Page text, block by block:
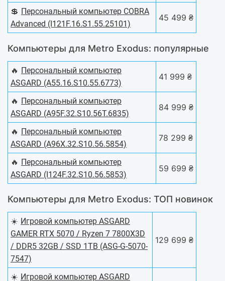
💲 Персональный компьютер COBRA
Advanced (I121F.16.S1.55.25101)
45 499 ₴
Компьютеры для Metro Exodus: популярные
🔥 Персональный компьютер
ASGARD (A55.16.S10.55.6773)
41 999 ₴
🔥 Персональный компьютер
ASGARD (A95F.32.S10.56T.6835)
84 999 ₴
🔥 Персональный компьютер
ASGARD (A96X.32.S10.56.5854)
78 299 ₴
🔥 Персональный компьютер
ASGARD (I124F.32.S10.56.5853)
59 699 ₴
Компьютеры для Metro Exodus: ТОП новинок
☀️ Игровой компьютер ASGARD
GAMER RTX 5070 / Ryzen 7 7800X3D
/ DDR5 32GB / SSD 1TB (ASG-G-5070-
7547)
129 699 ₴
☀️ Игровой компьютер ASGARD